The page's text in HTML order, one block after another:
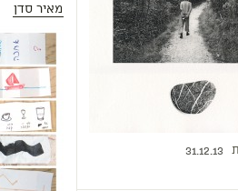
31.12.13
מאיר סדן